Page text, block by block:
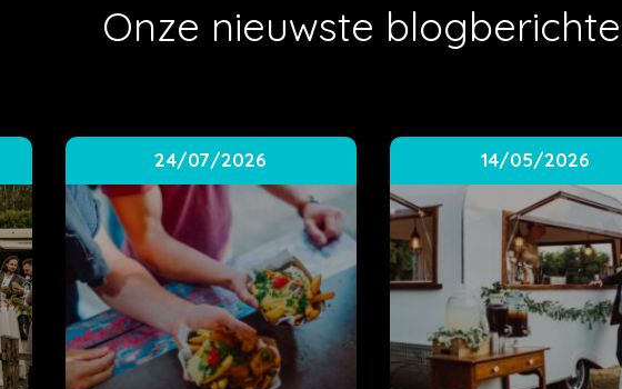
Onze nieuwste
24/07/2026 14/05/2026